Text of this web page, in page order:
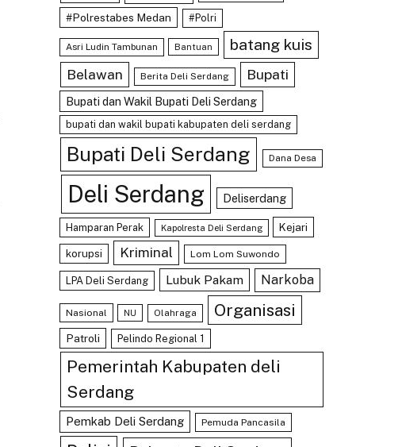
#Polrestabes Medan #Polri
Asri Ludin Tambunan Bantuan batang kuis
Belawan Berita Deli Serdang Bupati
Bupati dan Wakil Bupati Deli Serdang
bupati dan wakil bupati kabupaten deli serdang
Bupati Deli Serdang Dana Desa
Deli Serdang Deliserdang
Hamparan Perak Kapolresta Deli Serdang Kejari
korupsi Kriminal Lom Lom Suwondo
LPA Deli Serdang Lubuk Pakam Narkoba
Nasional NU Olahraga Organisasi
Patroli Pelindo Regional 1
Pemerintah Kabupaten deli
Serdang
Pemkab Deli Serdang Pemuda Pancasila